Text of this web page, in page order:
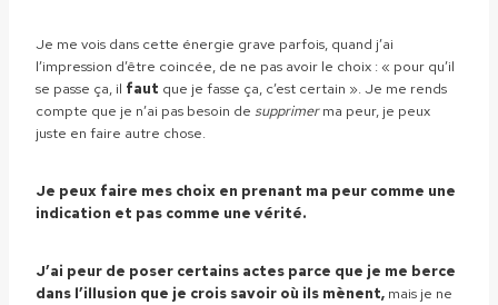
Je me vois dans cette énergie grave parfois, quand j’ai
l’impression d’être coincée, de ne pas avoir le choix : « pour qu’il
se passe ça, il faut que je fasse ça, c’est certain ». Je me rends
compte que je n’ai pas besoin de supprimerma peur, je peux
juste en faire autre chose.
Je peux faire mes choix en prenant ma peur comme une
indication et pas comme une vérité.
J’ai peur de poser certains actes parce que je me berce
dans l’illusion que je crois savoir où ils mènent, mais je ne